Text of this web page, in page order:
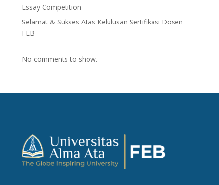
Essay Competition
Selamat & Sukses Atas Kelulusan Sertifikasi Dosen
FEB
No comments to show.